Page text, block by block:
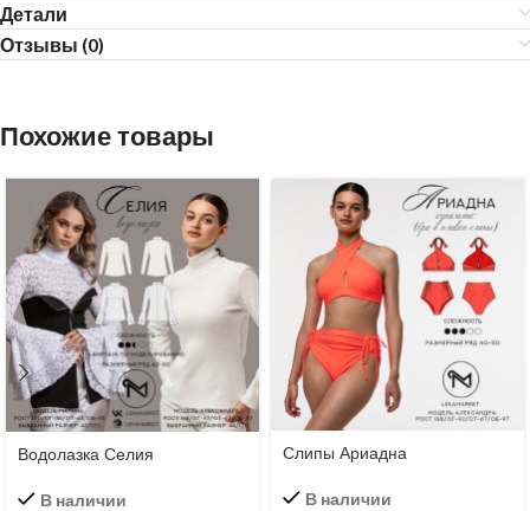
Детали
Отзывы (0)
Похожие товары
Водолазка Селия
В наличии
Слипы Ариадна
В наличии